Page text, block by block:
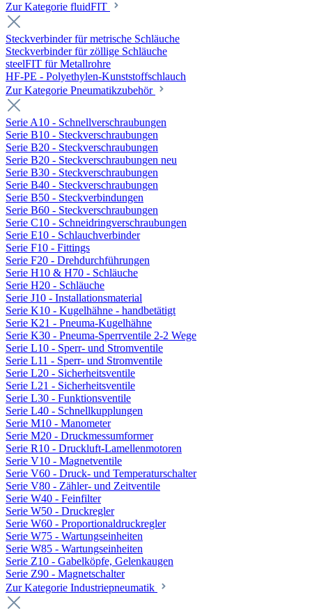
Zur Kategorie fluidFIT
Steckverbinder für metrische Schläuche
Steckverbinder für zöllige Schläuche
steelFIT für Metallrohre
HF-PE - Polyethylen-Kunststoffschlauch
Zur Kategorie Pneumatikzubehör
Serie A10 - Schnellverschraubungen
Serie B10 - Steckverschraubungen
Serie B20 - Steckverschraubungen
Serie B20 - Steckverschraubungen neu
Serie B30 - Steckverschraubungen
Serie B40 - Steckverschraubungen
Serie B50 - Steckverbindungen
Serie B60 - Steckverschraubungen
Serie C10 - Schneidringverschraubungen
Serie E10 - Schlauchverbinder
Serie F10 - Fittings
Serie F20 - Drehdurchführungen
Serie H10 & H70 - Schläuche
Serie H20 - Schläuche
Serie J10 - Installationsmaterial
Serie K10 - Kugelhähne - handbetätigt
Serie K21 - Pneuma-Kugelhähne
Serie K30 - Pneuma-Sperrventile 2-2 Wege
Serie L10 - Sperr- und Stromventile
Serie L11 - Sperr- und Stromventile
Serie L20 - Sicherheitsventile
Serie L21 - Sicherheitsventile
Serie L30 - Funktionsventile
Serie L40 - Schnellkupplungen
Serie M10 - Manometer
Serie M20 - Druckmessumformer
Serie R10 - Druckluft-Lamellenmotoren
Serie V10 - Magnetventile
Serie V60 - Druck- und Temperaturschalter
Serie V80 - Zähler- und Zeitventile
Serie W40 - Feinfilter
Serie W50 - Druckregler
Serie W60 - Proportionaldruckregler
Serie W75 - Wartungseinheiten
Serie W85 - Wartungseinheiten
Serie Z10 - Gabelköpfe, Gelenkaugen
Serie Z90 - Magnetschalter
Zur Kategorie Industriepneumatik